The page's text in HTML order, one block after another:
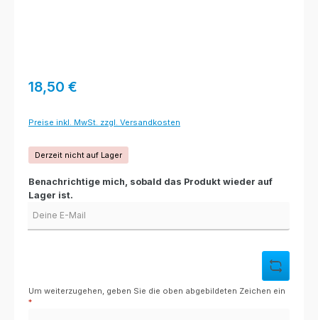
Regulärer Preis:
18,50 €
Preise inkl. MwSt. zzgl. Versandkosten
Derzeit nicht auf Lager
Benachrichtige mich, sobald das Produkt wieder auf
Lager ist.
Um weiterzugehen, geben Sie die oben abgebildeten Zeichen ein
*